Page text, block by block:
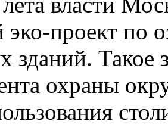
эко-проект по
зданий. Такое
охраны